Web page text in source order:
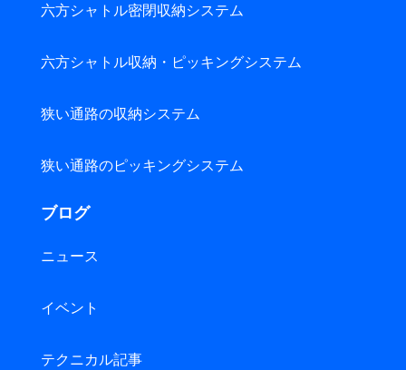
六方シャトル密閉収納システム
六方シャトル収納・ピッキングシステム
狭い通路の収納システム
狭い通路のピッキングシステム
ブログ
ニュース
イベント
テクニカル記事